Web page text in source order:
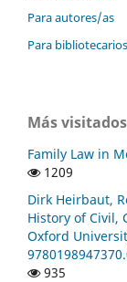
Para autores/as
Para
Más
Family Law in
1209
Dirk Heirbaut,
History of Civil,
Oxford
935